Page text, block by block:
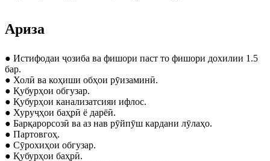
Ариза
● Истифодаи ҷозиба ва фишори паст то фишори дохилии 1.5
бар.
● Холӣ ва коҳиши обҳои рӯизаминӣ.
● Қубурҳои обгузар.
● Қубурҳои канализатсияи ифлос.
● Хуруҷҳои баҳрӣ ё дарёӣ.
● Барқарорсозӣ ва аз нав рӯйпӯш кардани лӯлаҳо.
● Партовгоҳ.
● Сӯрохиҳои обгузар.
● Қубурҳои баҳрӣ.